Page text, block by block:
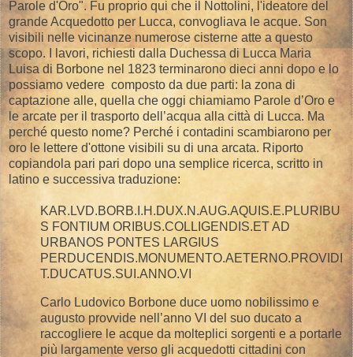
Parole d'Oro". Fu proprio qui che il Nottolini, l'ideatore del
grande Acquedotto per Lucca, convogliava le acque. Son
visibili nelle vicinanze numerose cisterne atte a questo
scopo. I lavori, richiesti dalla Duchessa di Lucca Maria
Luisa di Borbone nel 1823 terminarono dieci anni dopo e lo
possiamo vedere composto da due parti: la zona di
captazione alle, quella che oggi chiamiamo Parole d’Oro e
le arcate per il trasporto dell’acqua alla città di Lucca. Ma
perché questo nome? Perché i contadini scambiarono per
oro le lettere d'ottone visibili su di una arcata. Riporto
copiandola pari pari dopo una semplice ricerca, scritto in
latino e successiva traduzione:
KAR.LVD.BORB.I.H.DUX.N.AUG.AQUIS.E.PLURIBU
S FONTIUM ORIBUS.COLLIGENDIS.ET AD
URBANOS PONTES LARGIUS
PERDUCENDIS.MONUMENTO.AETERNO.PROVIDI
T.DUCATUS.SUI.ANNO.VI
Carlo Ludovico Borbone duce uomo nobilissimo e
augusto provvide nell’anno VI del suo ducato a
raccogliere le acque da molteplici sorgenti e a portarle
più largamente verso gli acquedotti cittadini con